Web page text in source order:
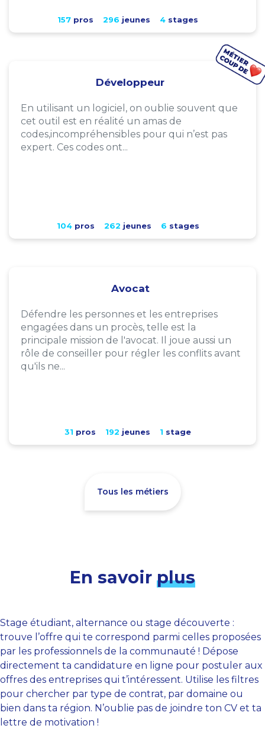
157 pros 296 jeunes 4 stages
Développeur
En utilisant un logiciel, on oublie souvent que
cet outil est en réalité un amas de
codes,incompréhensibles pour qui n’est pas
expert. Ces codes ont...
104pros 262 jeunes 6 stages
Avocat
Défendre les personnes et les entreprises
engagées dans un procès, telle est la
principale mission de l'avocat. Il joue aussi un
rôle de conseiller pour régler les conflits avant
qu'ils ne...
31 pros 192 jeunes 1 stage
Tous les métiers
En savoir plus
Stage étudiant, alternance ou stage découverte :
trouve l’offre qui te correspond parmi celles proposées
par les professionnels de la communauté ! Dépose
directement ta candidature en ligne pour postuler aux
offres des entreprises qui t’intéressent. Utilise les filtres
pour chercher par type de contrat, par domaine ou
bien dans ta région. N’oublie pas de joindre ton CV et ta
lettre de motivation !